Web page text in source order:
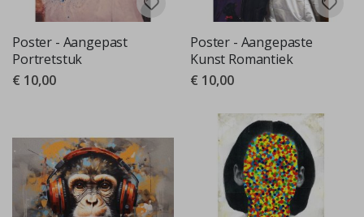
Poster - Aangepast
Portretstuk
€ 10,00
Poster - Aangepaste
Kunst Romantiek
€ 10,00